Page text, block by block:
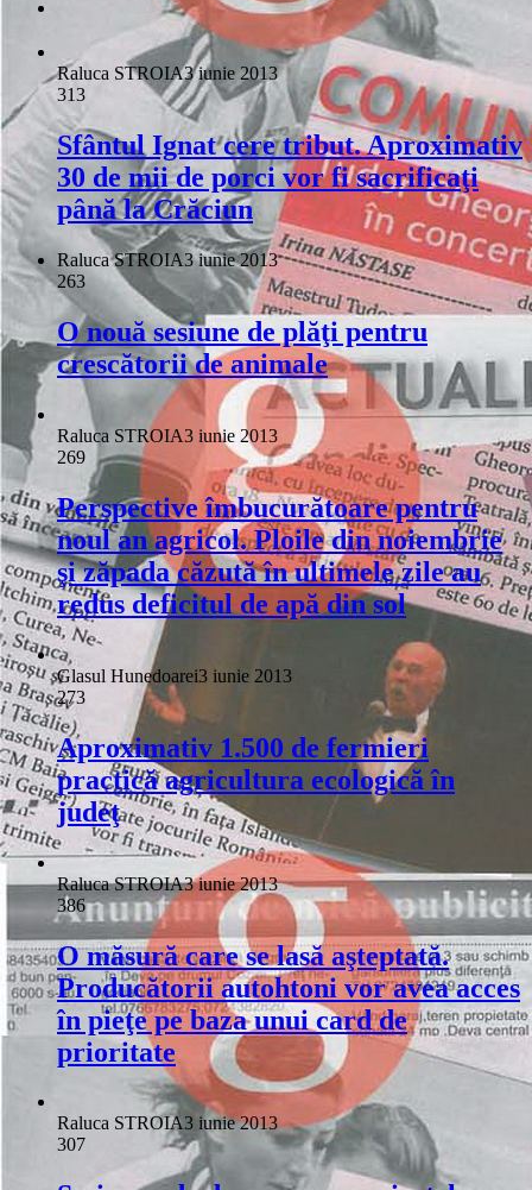
Raluca STROIA3 iunie 2013
313
Sfântul Ignat cere tribut. Aproximativ
30 de mii de porci vor fi sacrificaţi
până la Crăciun
Raluca STROIA3 iunie 2013
263
O nouă sesiune de plăţi pentru
crescătorii de animale
Raluca STROIA3 iunie 2013
269
Perspective îmbucurătoare pentru
noul an agricol. Ploile din noiembrie
şi zăpada căzută în ultimele zile au
redus deficitul de apă din sol
Glasul Hunedoarei3 iunie 2013
273
Aproximativ 1.500 de fermieri
practică agricultura ecologică în
judeţ
Raluca STROIA3 iunie 2013
386
O măsură care se lasă aşteptată.
Producătorii autohtoni vor avea acces
în pieţe pe baza unui card de
prioritate
Raluca STROIA3 iunie 2013
307